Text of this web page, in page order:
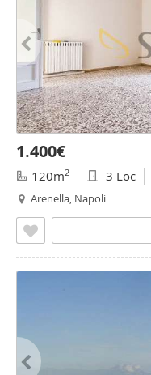
1.400€
120m2 3 Loc
Arenella, Napoli